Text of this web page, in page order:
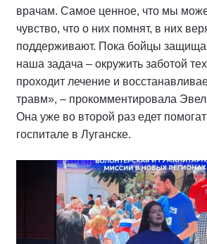
врачам. Самое ценное, что мы
чувство, что о них помнят, в них
поддерживают. Пока бойцы
наша задача – окружить заботой
проходит лечение и
травм», – прокомментировала
Она уже во второй раз едет
госпитале в Луганске.